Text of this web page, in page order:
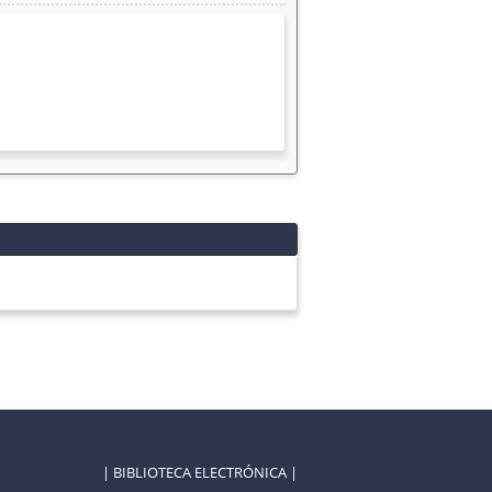
| BIBLIOTECA ELECTRÓNICA |